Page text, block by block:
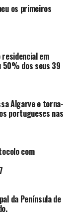
os primeiros
residencial em
50% dos seus 39
Algarve e torna-
portugueses nas
com
da Península de